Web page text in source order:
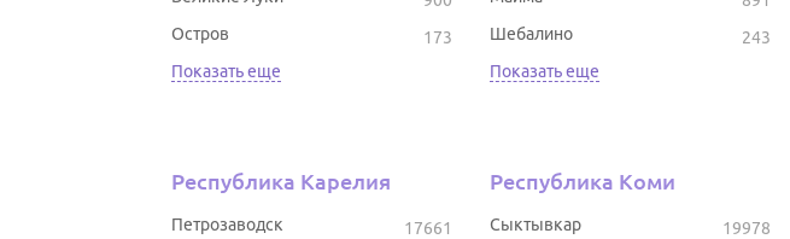
173
Остров
Показать еще
243
Шебалино
Показать еще
Республика Карелия
17661
Петрозаводск
Республика Коми
19978
Сыктывкар